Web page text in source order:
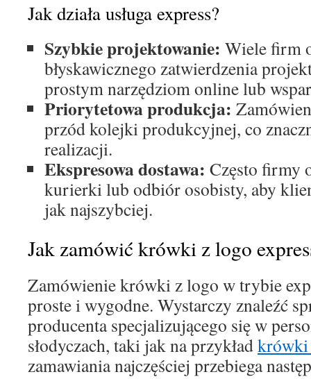
Jak działa usługa express?
Szybkie projektowanie: Wiele firm
błyskawicznego zatwierdzenia
prostym narzędziom online lub
Priorytetowa produkcja:
przód kolejki produkcyjnej, co
realizacji.
Ekspresowa dostawa: Często firmy
kurierki lub odbiór osobisty, aby
jak najszybciej.
Jak zamówić krówki z logo
Zamówienie krówki z logo w trybie
proste i wygodne. Wystarczy znaleźć
producenta specjalizującego się w
słodyczach, taki jak na przykładkrówki
zamawiania najczęściej przebiega